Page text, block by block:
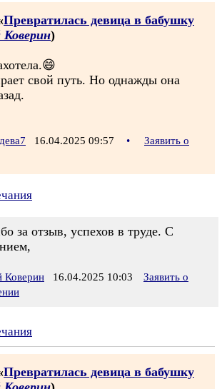
Превратилась девица в бабушку
Коверин)
свой путь. Но однажды она
16.04.2025 09:57 •
Заявить о
за отзыв, успехов в труде. С
Коверин 16.04.2025 10:03
Заявить о
Превратилась девица в бабушку